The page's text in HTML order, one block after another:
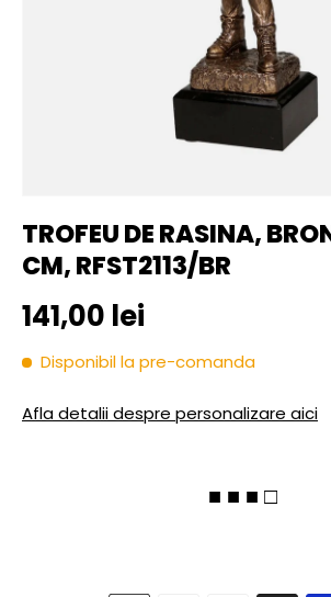
TROFEU DE RASINA,
CM, RFST2113/BR
Pret initial
141,00 lei
Disponibil la pre-comanda
Afla detalii despre personalizare aici
■ ■ ■ □